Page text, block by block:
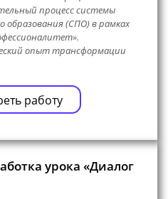
процесс системы
образования (СПО) в рамках
опыт трансформации
работу
урока «Диалог